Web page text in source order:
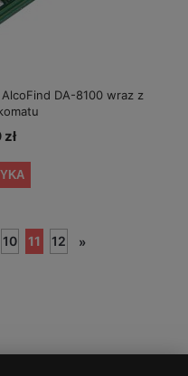
DA-8100 wraz z
10 11 12 »